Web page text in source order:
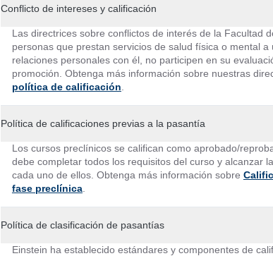
Conflicto de intereses y calificación
Las directrices sobre conflictos de interés de la Facultad
personas que prestan servicios de salud física o mental
relaciones personales con él, no participen en su
promoción. Obtenga más información sobre nuestras
política de calificación
Política de calificaciones previas a la pasantía
Los cursos preclínicos se califican como aprobado/
debe completar todos los requisitos del curso y alcanzar
cada uno de ellos. Obtenga más información sobre
fase preclínica.
Política de clasificación de pasantías
Einstein ha establecido estándares y componentes de